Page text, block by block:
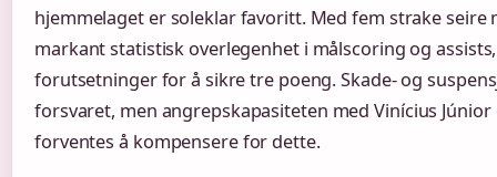
hjemmelaget er soleklar favoritt. Med fem strake
markant statistisk overlegenhet i målscoring og
forutsetninger for å sikre tre poeng. Skade- og
forsvaret, men angrepskapasiteten med Vinícius
forventes å kompensere for dette.